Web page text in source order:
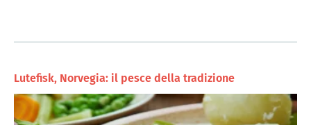
Lutefisk, Norvegia: il pesce della tradizione